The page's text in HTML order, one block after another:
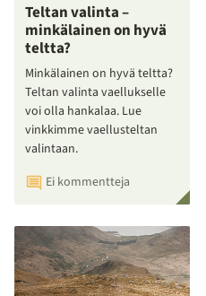
Teltan valinta –
minkälainen on hyvä
teltta?
Minkälainen on hyvä teltta?
Teltan valinta vaellukselle
voi olla hankalaa. Lue
vinkkimme vaellusteltan
valintaan.
Ei kommentteja